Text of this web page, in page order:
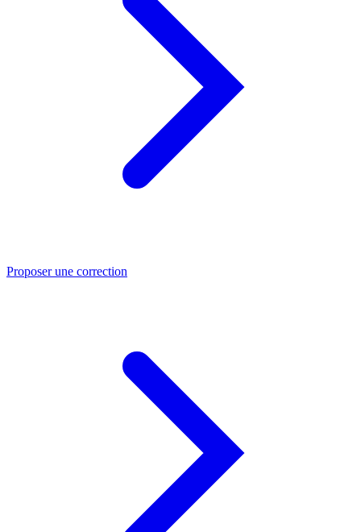
Proposer une correction